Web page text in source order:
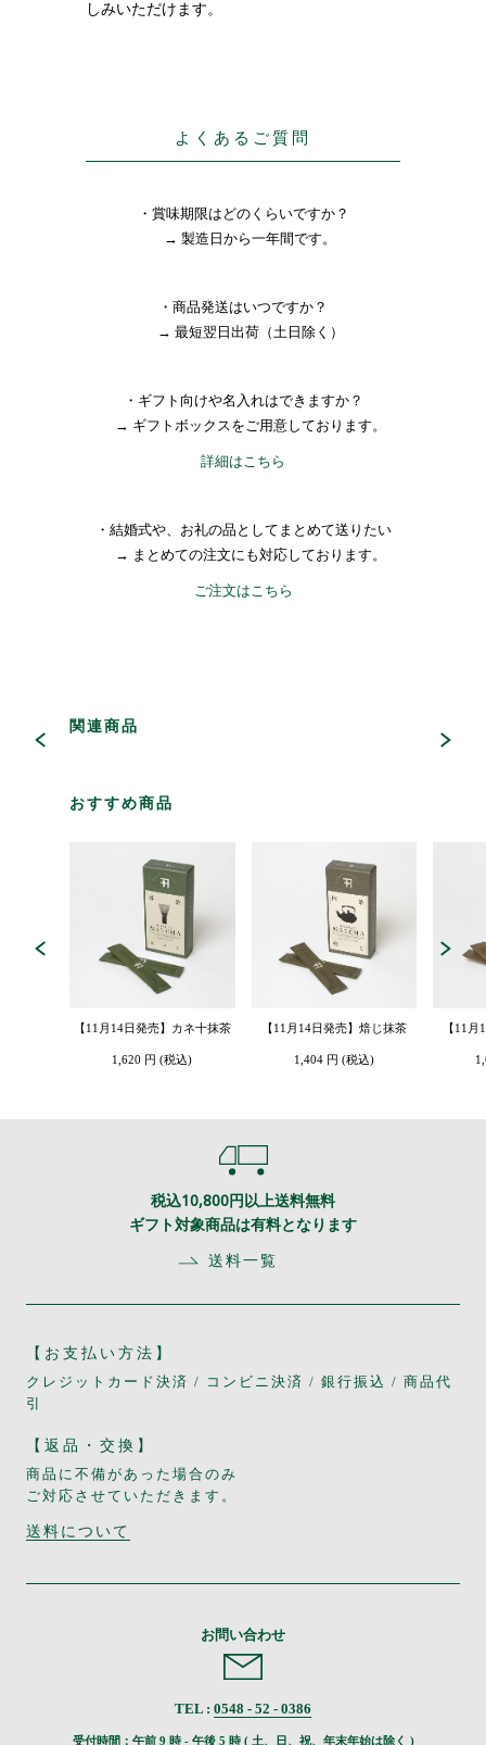
しみいただけます。
よくあるご質問
・賞味期限はどのくらいですか？
→ 製造日から一年間です。
・商品発送はいつですか？
→ 最短翌日出荷（土日除く）
・ギフト向けや名入れはできますか？
→ ギフトボックスをご用意しております。
詳細はこちら
・結婚式や、お礼の品としてまとめて送りたい
→ まとめての注文にも対応しております。
ご注文はこちら
関連商品
おすすめ商品
【11月14日発売】カネ十抹茶
1,620 円 (税込)
【11月14日発売】焙じ抹茶
1,404 円 (税込)
【11
税込10,800円以上送料無料
ギフト対象商品は有料となります
送料一覧
【お支払い方法】
クレジットカード決済 / コンビニ決済 / 銀行振込 / 商品代
引
【返品・交換】
商品に不備があった場合のみ
ご対応させていただきます。
送料について
お問い合わせ
TEL : 0548 - 52 - 0386
受付時間：午前 9 時 - 午後 5 時 ( 土、日、祝、年末年始は除く )